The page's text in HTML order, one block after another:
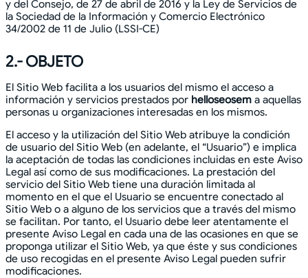
y del Consejo, de 27 de abril de 2016 y la Ley de Servicios de
la Sociedad de la Información y Comercio Electrónico
34/2002 de 11 de Julio (LSSI-CE)
2.- OBJETO
El Sitio Web facilita a los usuarios del mismo el acceso a
información y servicios prestados por helloseosem a aquellas
personas u organizaciones interesadas en los mismos.
El acceso y la utilización del Sitio Web atribuye la condición
de usuario del Sitio Web (en adelante, el “Usuario”) e implica
la aceptación de todas las condiciones incluidas en este Aviso
Legal así como de sus modificaciones. La prestación del
servicio del Sitio Web tiene una duración limitada al
momento en el que el Usuario se encuentre conectado al
Sitio Web o a alguno de los servicios que a través del mismo
se facilitan. Por tanto, el Usuario debe leer atentamente el
presente Aviso Legal en cada una de las ocasiones en que se
proponga utilizar el Sitio Web, ya que éste y sus condiciones
de uso recogidas en el presente Aviso Legal pueden sufrir
modificaciones.